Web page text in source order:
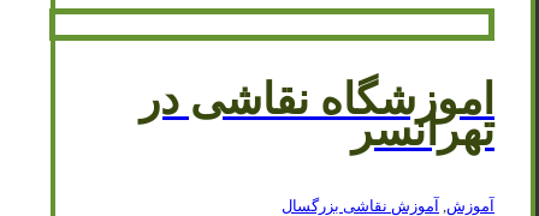
اموزشگاه نقاشی در
تهرانسر
آموزش آموزش نقاشی بزرگسال